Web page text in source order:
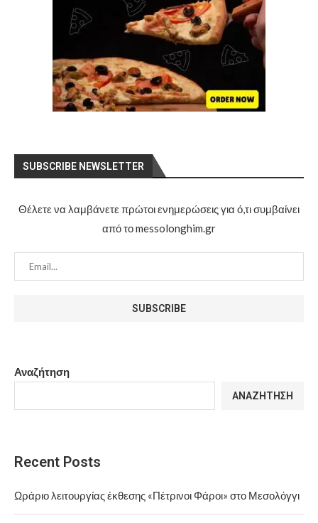
Αναζήτηση
ΑΝΑΖΉΤΗΣΗ
Recent Posts
Ωράριο λειτουργίας έκθεσης «Πέτρινοι Φάροι» στο Μεσολόγγι
SUBSCRIBE NEWSLETTER
Θέλετε να λαμβάνετε πρώτοι ενημερώσεις για ό,τι συμβαίνει
από το messolonghim.gr